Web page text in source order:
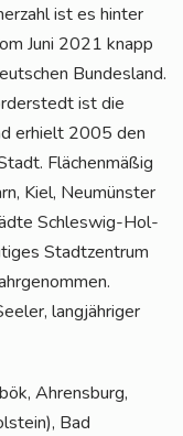
ist es hin­ter
Juni 2021 knapp
Bun­des­land.
ist die
erhielt 2005 den
Flä­chen­mä­ßig
Kiel, Neu­müns­ter
Schles­wig-Hol­
Stadt­zen­trum
lang­jäh­ri­ger
Ahrens­burg,
Bad